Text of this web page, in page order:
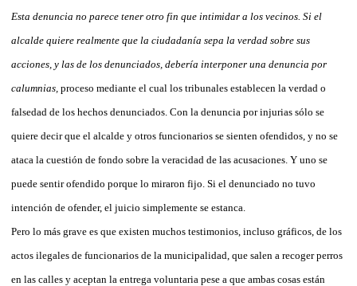
Esta denuncia no parece tener otro fin que intimidar a los vecinos. Si el
alcalde quiere realmente que la ciudadanía sepa la verdad sobre sus
acciones, y las de los denunciados, debería interponer una denuncia por
calumnias, proceso mediante el cual los tribunales establecen la verdad o
falsedad de los hechos denunciados. Con la denuncia por injurias sólo se
quiere decir que el alcalde y otros funcionarios se sienten ofendidos, y no se
ataca la cuestión de fondo sobre la veracidad de las acusaciones. Y uno se
puede sentir ofendido porque lo miraron fijo. Si el denunciado no tuvo
intención de ofender, el juicio simplemente se estanca.
Pero lo más grave es que existen muchos testimonios, incluso gráficos, de los
actos ilegales de funcionarios de la municipalidad, que salen a recoger perros
en las calles y aceptan la entrega voluntaria pese a que ambas cosas están